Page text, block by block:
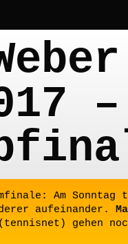
–
Am Sonntag
aufeinander.
gehen